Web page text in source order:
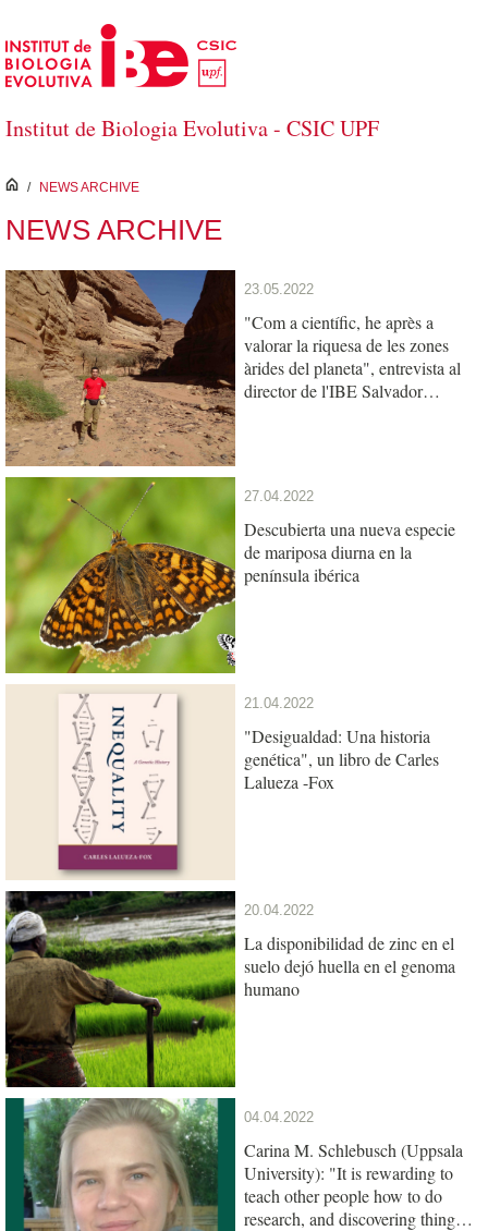
Skip to Main Content
Institut de Biologia Evolutiva - CSIC UPF
inici
/ NEWS ARCHIVE
NEWS ARCHIVE
23.05.2022
"Com a científic, he après a
valorar la riquesa de les zones
àrides del planeta", entrevista al
director de l'IBE Salvador
27.04.2022
Descubierta una nueva especie
de mariposa diurna en la
península ibérica
21.04.2022
"Desigualdad: Una historia
genética", un libro de Carles
Lalueza -Fox
20.04.2022
La disponibilidad de zinc en el
suelo dejó huella en el genoma
humano
04.04.2022
Carina M. Schlebusch (Uppsala
University): "It is rewarding to
teach other people how to do
research, and discovering things